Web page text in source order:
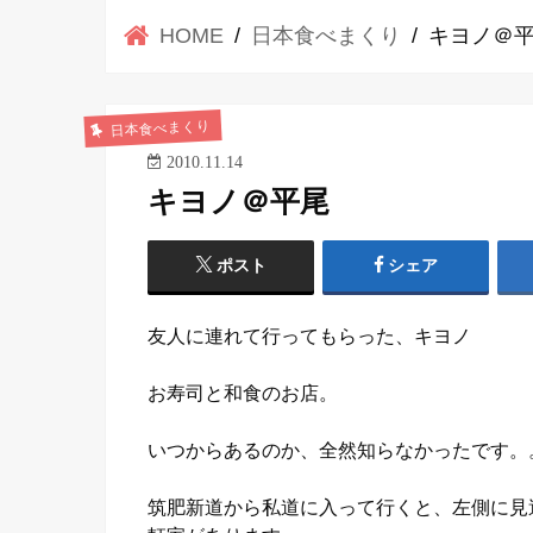
HOME 日本食べまくり キヨノ＠
日本食べまくり
2010.11.14
キヨノ＠平尾
ポスト シェア
友人に連れて行ってもらった、キヨノ
お寿司と和食のお店。
いつからあるのか、全然知らなかったです。
筑肥新道から私道に入って行くと、左側に